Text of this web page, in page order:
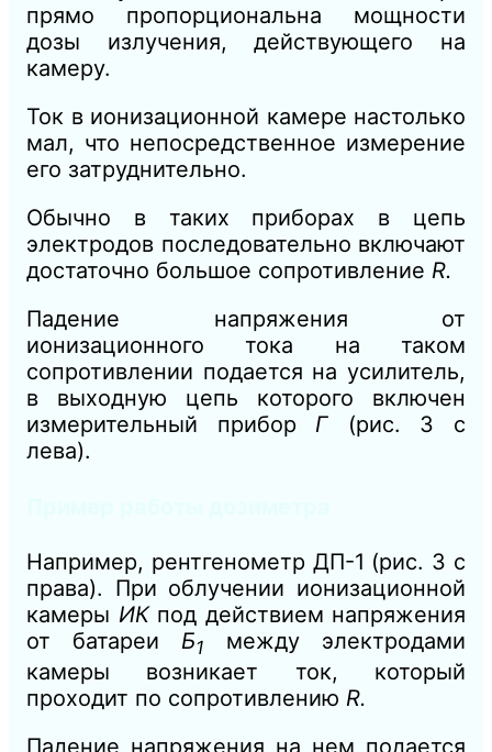
прямо пропорциональна мощности
дозы излучения, действующего на
камеру.
Ток в ионизационной камере настолько
мал, что непосредственное измерение
его затруднительно.
Обычно в таких приборах в цепь
электродов последовательно включают
достаточно большое сопротивление R.
Падение напряжения от
ионизационного тока на таком
сопротивлении подается на усилитель,
в выходную цепь которого включен
измерительный прибор Г (рис. 3 с
лева).
Например, рентгенометр ДП-1 (рис. 3 с
права). При облучении ионизационной
камеры ИК под действием напряжения
от батареи Б1
между электродами
камеры возникает ток, который
проходит по сопротивлению R.
Падение напряжения на нем подается